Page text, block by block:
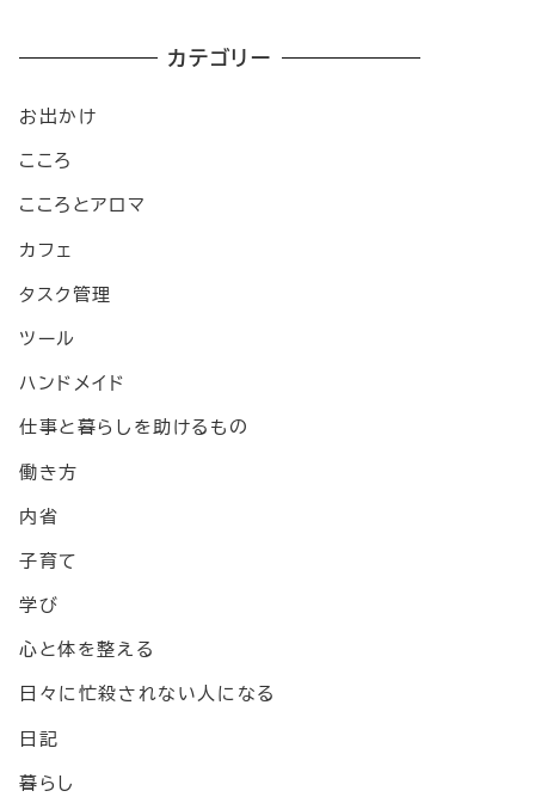
カテゴリー
お出かけ
こころ
こころとアロマ
カフェ
タスク管理
ツール
ハンドメイド
仕事と暮らしを助けるもの
働き方
内省
子育て
学び
心と体を整える
日々に忙殺されない人になる
日記
暮らし